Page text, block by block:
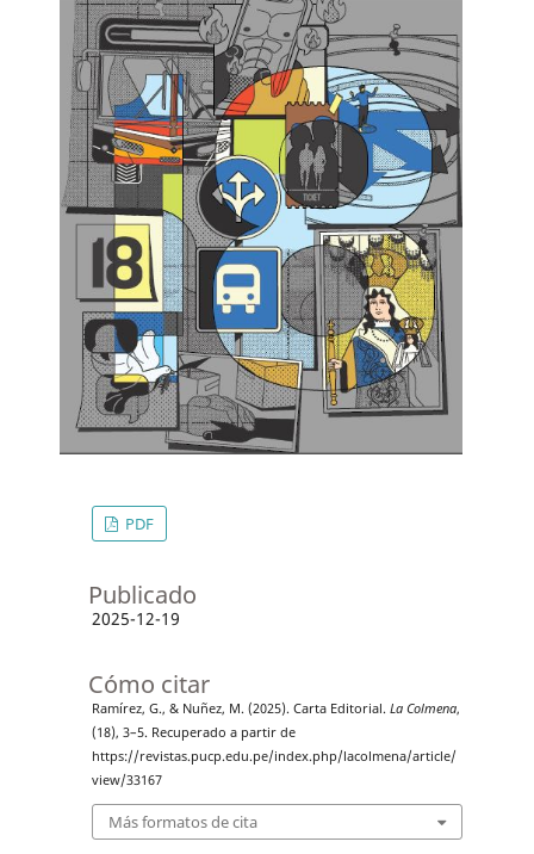
PDF
Publicado
2025-12-19
Cómo citar
Ramírez, G., & Nuñez, M. (2025). Carta Editorial. La Colmena,
(18), 3–5. Recuperado a partir de
https://revistas.pucp.edu.pe/index.php/lacolmena/article/
view/33167
Más formatos de cita